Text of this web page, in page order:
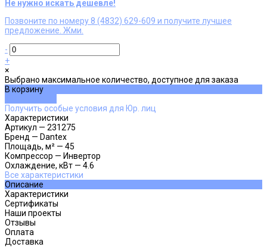
Не нужно искать дешевле!
Позвоните по номеру 8 (4832) 629-609 и получите лучшее
предложение. Жми.
-
+
×
Выбрано максимальное количество, доступное для заказа
В корзину
Получить особые условия для Юр. лиц
Характеристики
Артикул — 231275
Бренд — Dantex
Площадь, м² — 45
Компрессор — Инвертор
Охлаждение, кВт — 4.6
Все характеристики
Описание
Характеристики
Сертификаты
Наши проекты
Отзывы
Оплата
Доставка